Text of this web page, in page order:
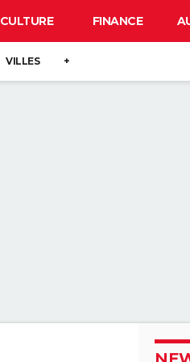
CULTURE FINANCE
VILLES +